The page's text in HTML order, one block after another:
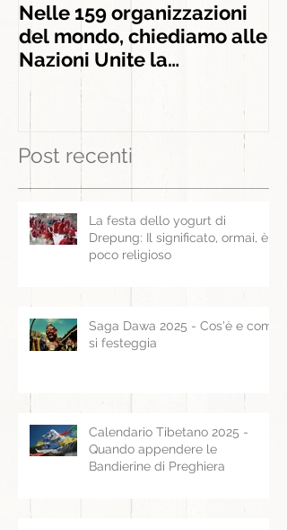
Nelle 159 organizzazioni
del mondo, chiediamo alle
Nazioni Unite la
liberazione di Panchen
Post recenti
La festa dello yogurt di
Drepung: Il significato, ormai, è
poco religioso
Saga Dawa 2025 - Cos'è e come
si festeggia
Calendario Tibetano 2025 -
Quando appendere le
Bandierine di Preghiera